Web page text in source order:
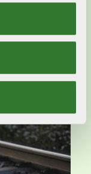
och